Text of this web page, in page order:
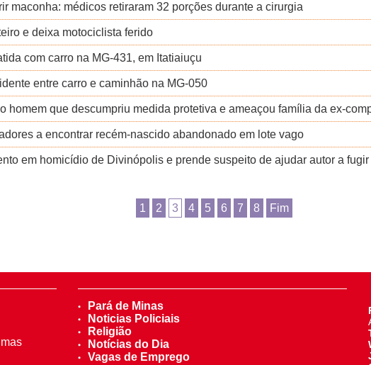
maconha: médicos retiraram 32 porções durante a cirurgia
e deixa motociclista ferido
com carro na MG-431, em Itatiaiuçu
entre carro e caminhão na MG-050
homem que descumpriu medida protetiva e ameaçou família da ex-
a encontrar recém-nascido abandonado em lote vago
em homicídio de Divinópolis e prende suspeito de ajudar autor a fugir
1 2 3 4 5 6 7 8 Fim
Pará de Minas
Noticias Policiais
Religião
Notícias do Dia
Vagas de Emprego